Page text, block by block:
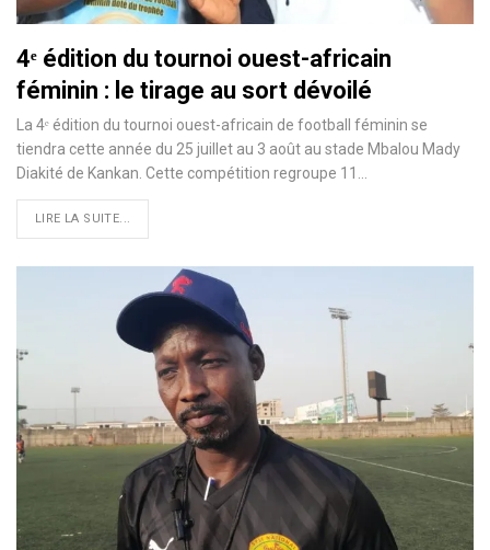
4ᵉ édition du tournoi ouest-africain
féminin : le tirage au sort dévoilé
La 4ᵉ édition du tournoi ouest-africain de football féminin se
tiendra cette année du 25 juillet au 3 août au stade Mbalou Mady
Diakité de Kankan. Cette compétition regroupe 11…
LIRE LA SUITE...